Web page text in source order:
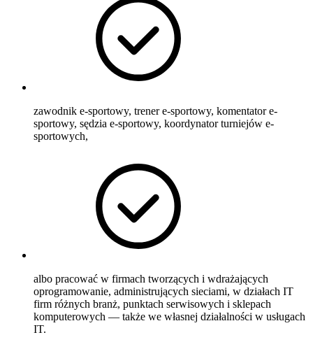
zawodnik e-sportowy, trener e-sportowy, komentator e-
sportowy, sędzia e-sportowy, koordynator turniejów e-
sportowych,
albo pracować w firmach tworzących i wdrażających
oprogramowanie, administrujących sieciami, w działach IT
firm różnych branż, punktach serwisowych i sklepach
komputerowych — także we własnej działalności w usługach
IT.